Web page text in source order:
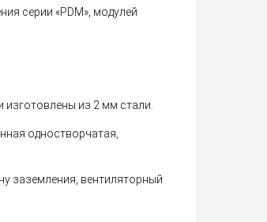
серии «PDM», модулей
изготовлены из 2 мм стали.
одностворчатая,
заземления, вентиляторный